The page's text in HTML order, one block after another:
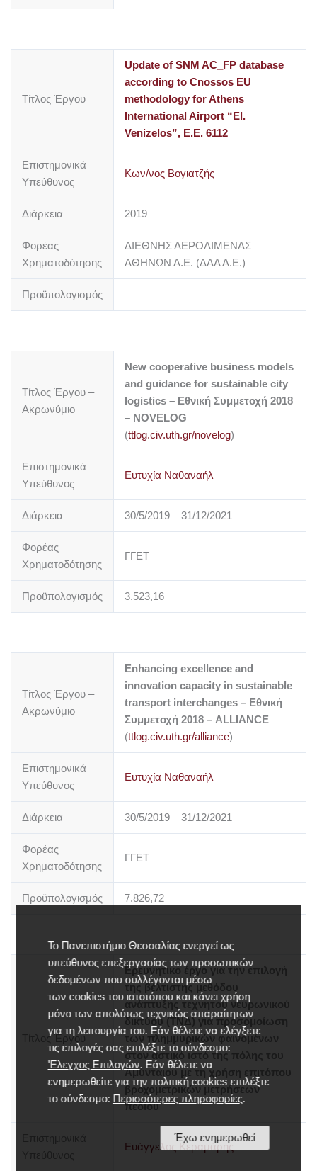
Το Πανεπιστήμιο Θεσσαλίας ενεργεί ως
υπεύθυνος επεξεργασίας των προσωπικών
δεδομένων που συλλέγονται μέσω
των cookies του ιστοτόπου και κάνει χρήση
μόνο των απολύτως τεχνικώς απαραίτητων
για τη λειτουργία του. Εάν θέλετε να ελέγξετε
τις επιλογές σας επιλέξτε το σύνδεσμο:
'Ελεγχος Επιλογών. Εάν θέλετε να
ενημερωθείτε για την πολιτική cookies επιλέξτε
το σύνδεσμο: Περισσότερες πληροφορίες.
Έχω ενημερωθεί
Τίτλος Έργου
Update of SNM AC_FP database
according to Cnossos EU
methodology for Athens
International Airport “El.
Venizelos”, E.E. 6112
Επιστημονικά
Υπεύθυνος
Κων/νος Βογιατζής
Διάρκεια 2019
Φορέας
Χρηματοδότησης
ΔΙΕΘΝΗΣ ΑΕΡΟΛΙΜΕΝΑΣ
ΑΘΗΝΩΝ Α.Ε. (ΔΑΑ Α.Ε.)
Προϋπολογισμός
Τίτλος Έργου –
Ακρωνύμιο
New cooperative business models
and guidance for sustainable city
logistics – Εθνική Συμμετοχή 2018
– NOVELOG
(ttlog.civ.uth.gr/novelog)
Επιστημονικά
Υπεύθυνος
Ευτυχία Ναθαναήλ
Διάρκεια 30/5/2019 – 31/12/2021
Φορέας
Χρηματοδότησης
ΓΓΕΤ
Προϋπολογισμός 3.523,16
Τίτλος Έργου –
Ακρωνύμιο
Enhancing excellence and
innovation capacity in sustainable
transport interchanges – Εθνική
Συμμετοχή 2018 – ALLIANCE
(ttlog.civ.uth.gr/alliance)
Επιστημονικά
Υπεύθυνος
Ευτυχία Ναθαναήλ
Διάρκεια 30/5/2019 – 31/12/2021
Φορέας
Χρηματοδότησης
ΓΓΕΤ
Προϋπολογισμός 7.826,72
Τίτλος Έργου
Ερευνητικό έργο για την επιλογή
της βέλτιστης μεθόδου
ανάπτυξης τεχνητού νευρωνικού
δικτύου (ΤΝΔ) για προσομοίωση
των πλημμυρικών φαινομένων
στον αστικό ιστό της πόλης του
Αμύνταιου με τη χρήση επιτόπου
βροχομετρικών μετρήσεων
πεδίου
Ευάγγελος Κεραμάρης